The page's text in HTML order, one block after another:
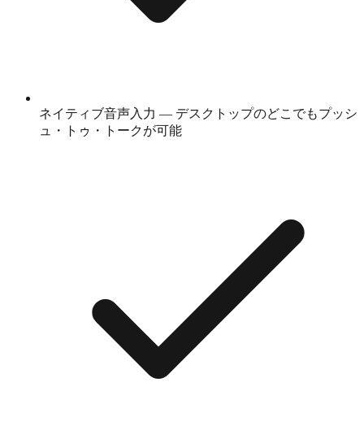
ネイティブ音声入力 — デスクトップのどこでもプッシ
ュ・トゥ・トークが可能